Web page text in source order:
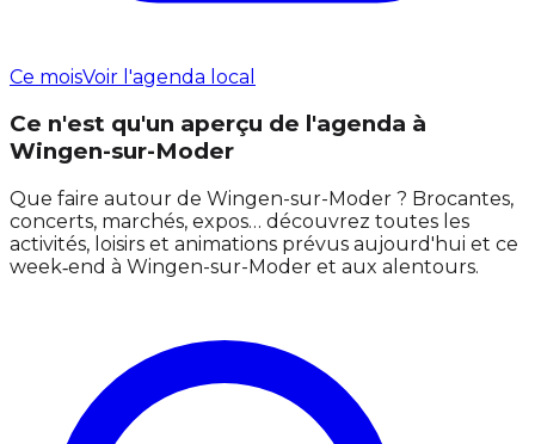
Ce moisVoir l'agenda local
Ce n'est qu'un aperçu de l'agenda à
Wingen-sur-Moder
Que faire autour de Wingen-sur-Moder ? Brocantes,
concerts, marchés, expos… découvrez toutes les
activités, loisirs et animations prévus aujourd'hui et ce
week‑end à Wingen-sur-Moder et aux alentours.